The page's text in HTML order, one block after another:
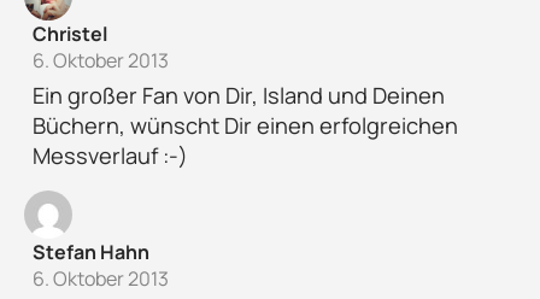
Christel
6. Oktober 2013
Ein großer Fan von Dir, Island und Deinen
Büchern, wünscht Dir einen erfolgreichen
Messverlauf :-)
Stefan Hahn
6. Oktober 2013